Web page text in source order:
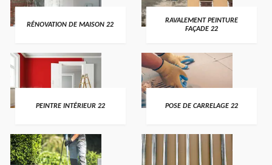
RÉNOVATION DE MAISON 22
RAVALEMENT PEINTURE
FAÇADE 22
PEINTRE INTÉRIEUR 22 POSE DE CARRELAGE 22